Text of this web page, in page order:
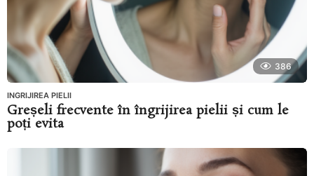
386
INGRIJIREA PIELII
Greșeli frecvente în îngrijirea pielii și cum le
poți evita